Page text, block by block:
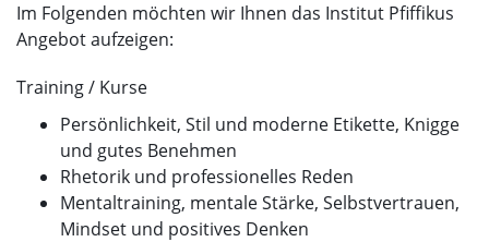
Im Folgenden möchten wir Ihnen das Institut Pfiffikus
Angebot aufzeigen:
Training / Kurse
Persönlichkeit, Stil und moderne Etikette, Knigge
und gutes Benehmen
Rhetorik und professionelles Reden
Mentaltraining, mentale Stärke, Selbstvertrauen,
Mindset und positives Denken